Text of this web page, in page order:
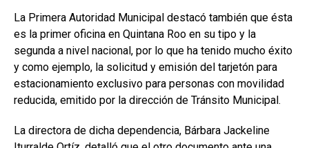
La Primera Autoridad Municipal destacó también que ésta
es la primer oficina en Quintana Roo en su tipo y la
segunda a nivel nacional, por lo que ha tenido mucho éxito
y como ejemplo, la solicitud y emisión del tarjetón para
estacionamiento exclusivo para personas con movilidad
reducida, emitido por la dirección de Tránsito Municipal.
La directora de dicha dependencia, Bárbara Jackeline